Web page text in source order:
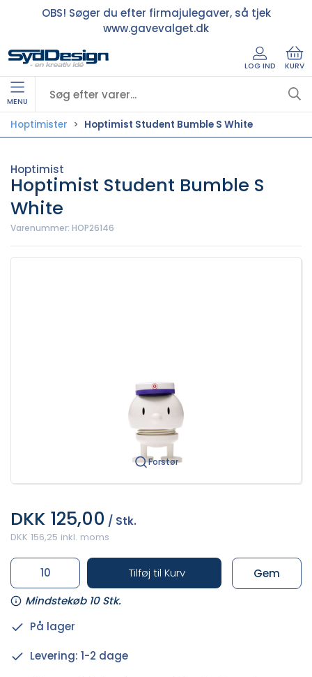
OBS! Søger du efter firmajulegaver, så tjek
www.gavevalget.dk
LOG IND KURV
MENU
Hoptimister Hoptimist Student Bumble S White
Hoptimist
Hoptimist Student Bumble S
White
Varenummer: HOP26146
Forstør
DKK 125,00 / Stk.
DKK 156,25 inkl. moms
Tilføj til Kurv
Mindstekøb 10 Stk.
Gem
På lager
Levering: 1-2 dage